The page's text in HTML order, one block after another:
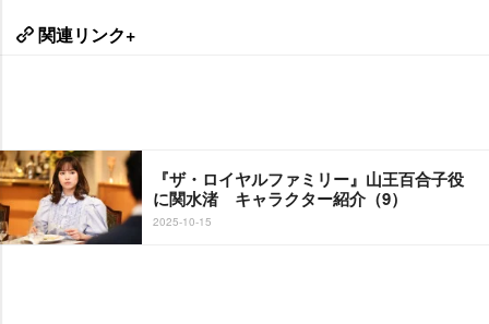
関連リンク+
『ザ・ロイヤルファミリー』山王百合子役
に関水渚 キャラクター紹介（9）
2025-10-15